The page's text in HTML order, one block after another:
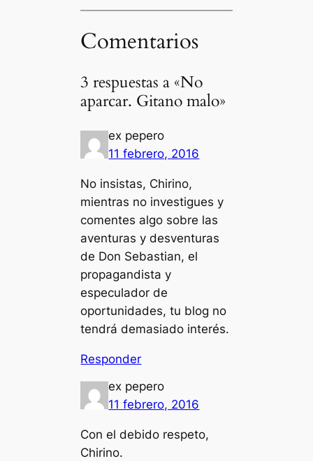
Comentarios
3 respuestas a «No
aparcar. Gitano malo»
ex pepero
11 febrero, 2016
No insistas, Chirino,
mientras no investigues y
comentes algo sobre las
aventuras y desventuras
de Don Sebastian, el
propagandista y
especulador de
oportunidades, tu blog no
tendrá demasiado interés.
Responder
ex pepero
11 febrero, 2016
Con el debido respeto,
Chirino.